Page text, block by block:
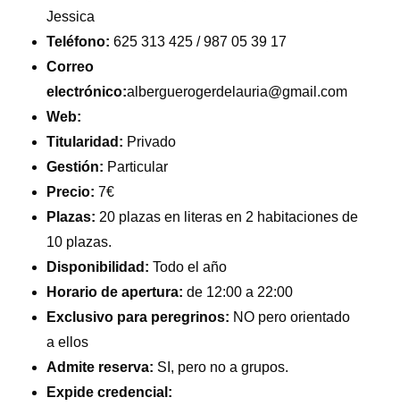
Jessica
Teléfono: 625 313 425 / 987 05 39 17
Correo
electrónico:alberguerogerdelauria@gmail.com
Web:
Titularidad: Privado
Gestión: Particular
Precio: 7€
Plazas: 20 plazas en literas en 2 habitaciones de
10 plazas.
Disponibilidad: Todo el año
Horario de apertura: de 12:00 a 22:00
Exclusivo para peregrinos: NO pero orientado
a ellos
Admite reserva: SI, pero no a grupos.
Expide credencial: